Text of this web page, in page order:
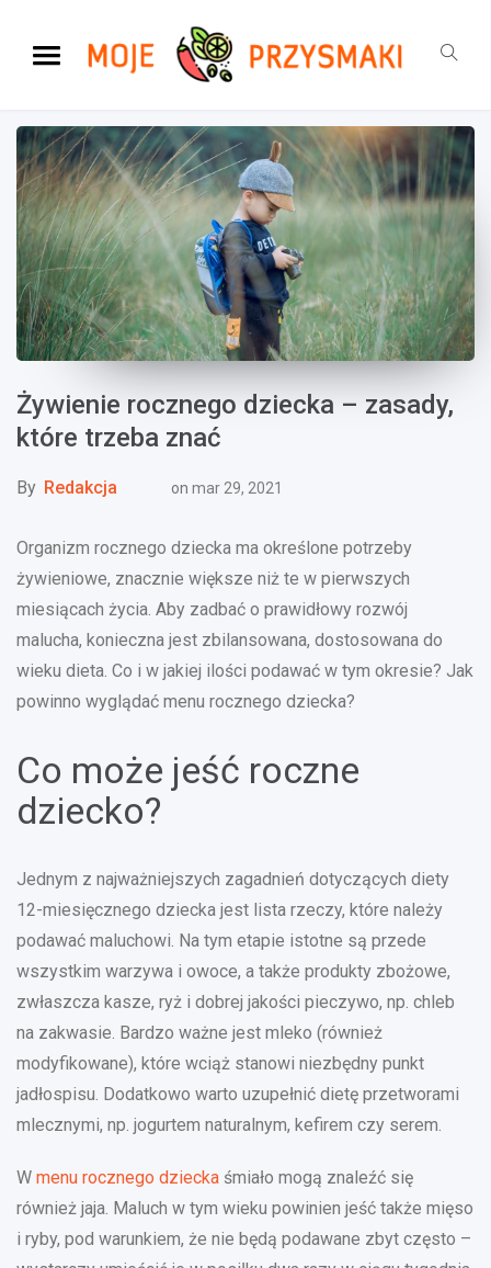
Żywienie rocznego dziecka – zasady,
które trzeba znać
By Redakcja on mar 29, 2021
Organizm rocznego dziecka ma określone potrzeby
żywieniowe, znacznie większe niż te w pierwszych
miesiącach życia. Aby zadbać o prawidłowy rozwój
malucha, konieczna jest zbilansowana, dostosowana do
wieku dieta. Co i w jakiej ilości podawać w tym okresie? Jak
powinno wyglądać menu rocznego dziecka?
Co może jeść roczne
dziecko?
Jednym z najważniejszych zagadnień dotyczących diety
12-miesięcznego dziecka jest lista rzeczy, które należy
podawać maluchowi. Na tym etapie istotne są przede
wszystkim warzywa i owoce, a także produkty zbożowe,
zwłaszcza kasze, ryż i dobrej jakości pieczywo, np. chleb
na zakwasie. Bardzo ważne jest mleko (również
modyfikowane), które wciąż stanowi niezbędny punkt
jadłospisu. Dodatkowo warto uzupełnić dietę przetworami
mlecznymi, np. jogurtem naturalnym, kefirem czy serem.
W menu rocznego dziecka śmiało mogą znaleźć się
również jaja. Maluch w tym wieku powinien jeść także mięso
i ryby, pod warunkiem, że nie będą podawane zbyt często –